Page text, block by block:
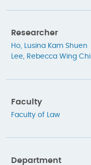
Researcher
Ho, Lusina Kam Shuen
Lee, Rebecca Wing Chi
Faculty
Faculty of Law
Department